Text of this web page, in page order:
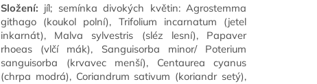
Složení: jíl; semínka divokých květin: Agrostemma
githago (koukol polní), Trifolium incarnatum (jetel
inkarnát), Malva sylvestris (sléz lesní), Papaver
rhoeas (vlčí mák), Sanguisorba minor/ Poterium
sanguisorba (krvavec menší), Centaurea cyanus
(chrpa modrá), Coriandrum sativum (koriandr setý),